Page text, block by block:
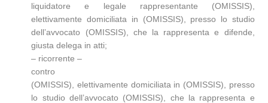
liquidatore e legale rappresentante (OMISSIS),
elettivamente domiciliata in (OMISSIS), presso lo studio
dell’avvocato (OMISSIS), che la rappresenta e difende,
giusta delega in atti;
– ricorrente –
contro
(OMISSIS), elettivamente domiciliata in (OMISSIS), presso
lo studio dell’avvocato (OMISSIS), che la rappresenta e